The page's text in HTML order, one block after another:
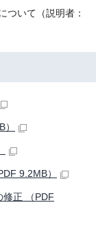
ついて（説明者：
9.2MB）
修正 （PDF